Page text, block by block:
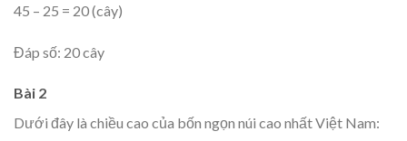
45 – 25 = 20 (cây)
Đáp số: 20 cây
Bài 2
Dưới đây là chiều cao của bốn ngọn núi cao nhất Việt Nam: